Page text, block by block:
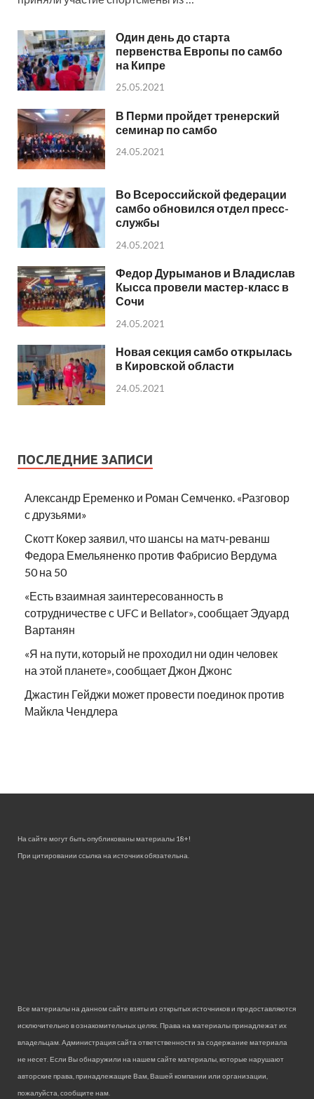
Один день до старта
первенства Европы по самбо
на Кипре
25.05.2021
В Перми пройдет тренерский
семинар по самбо
24.05.2021
Во Всероссийской федерации
самбо обновился отдел пресс-
службы
24.05.2021
Федор Дурыманов и Владислав
Кысса провели мастер-класс в
Сочи
24.05.2021
Новая секция самбо открылась
в Кировской области
24.05.2021
ПОСЛЕДНИЕ ЗАПИСИ
Александр Еременко и Роман Семченко. «Разговор
с друзьями»
Скотт Кокер заявил, что шансы на матч-реванш
Федора Емельяненко против Фабрисио Вердума
50 на 50
«Есть взаимная заинтересованность в
сотрудничестве с UFC и Bellator», сообщает Эдуард
Вартанян
«Я на пути, который не проходил ни один человек
на этой планете», сообщает Джон Джонс
Джастин Гейджи может провести поединок против
Майкла Чендлера
На сайте могут быть опубликованы материалы 18+!
При цитировании ссылка на источник обязательна.
Все материалы на данном сайте взяты из открытых источников и предоставляются
исключительно в ознакомительных целях. Права на материалы принадлежат их
владельцам. Администрация сайта ответственности за содержание материала
не несет. Если Вы обнаружили на нашем сайте материалы, которые нарушают
авторские права, принадлежащие Вам, Вашей компании или организации,
пожалуйста, сообщите нам.